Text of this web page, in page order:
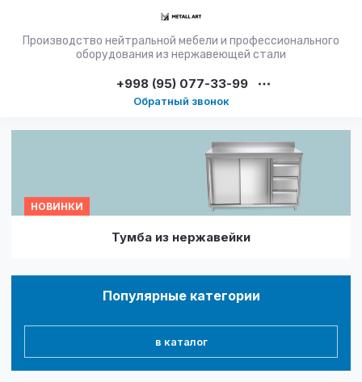
Производство нейтральной мебели и профессионального
оборудования из нержавеющей стали
+998 (95) 077-33-99
Обратный звонок
НОВИНКИ
Тумба из нержавейки
Популярные категории
в каталог